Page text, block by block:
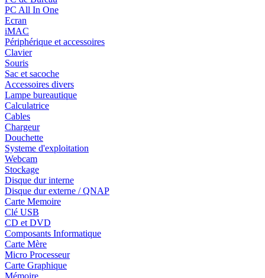
PC All In One
Ecran
iMAC
Périphérique et accessoires
Clavier
Souris
Sac et sacoche
Accessoires divers
Lampe bureautique
Calculatrice
Cables
Chargeur
Douchette
Systeme d'exploitation
Webcam
Stockage
Disque dur interne
Disque dur externe / QNAP
Carte Memoire
Clé USB
CD et DVD
Composants Informatique
Carte Mère
Micro Processeur
Carte Graphique
Mémoire